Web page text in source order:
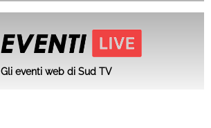
Gli eventi web di Sud TV